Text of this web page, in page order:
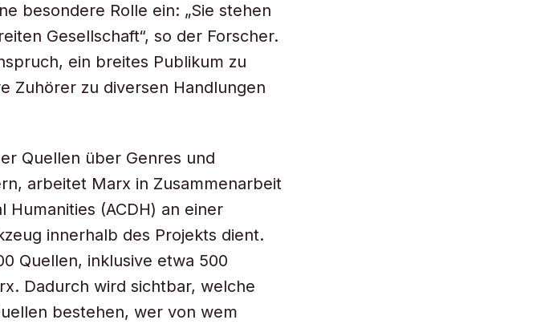
besondere Rolle ein: „Sie stehen
Gesellschaft“, so der Forscher.
ein breites Publikum zu
Zuhörer zu diversen Handlungen
Quellen über Genres und
arbeitet Marx in Zusammenarbeit
Humanities (ACDH) an einer
innerhalb des Projekts dient.
Quellen, inklusive etwa 500
Dadurch wird sichtbar, welche
bestehen, wer von wem